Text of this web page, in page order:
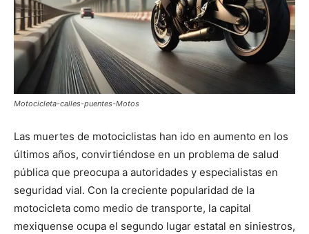
Motocicleta-calles-puentes-Motos
Las muertes de motociclistas han ido en aumento en los
últimos años, convirtiéndose en un problema de salud
pública que preocupa a autoridades y especialistas en
seguridad vial. Con la creciente popularidad de la
motocicleta como medio de transporte, la capital
mexiquense ocupa el segundo lugar estatal en siniestros,